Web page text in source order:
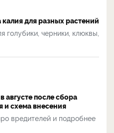
для разных растений
голубики, черники, клюквы,
августе после сбора
схема внесения
вредителей и подробнее